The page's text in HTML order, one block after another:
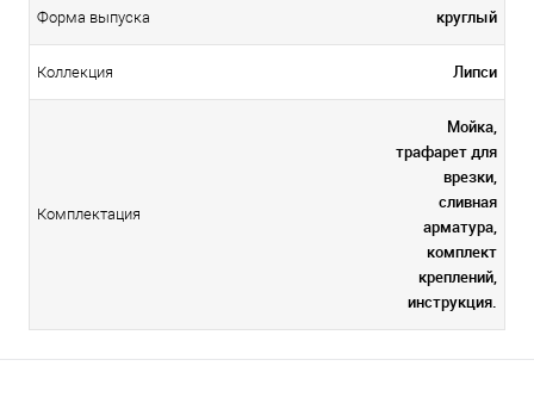
Форма выпуска круглый
Коллекция Липси
Комплектация
Мойка,
трафарет для
врезки,
сливная
арматура,
комплект
креплений,
инструкция.